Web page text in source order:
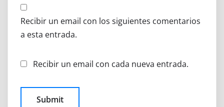
Recibir un email con los siguientes comentarios
a esta entrada.
Recibir un email con cada nueva entrada.